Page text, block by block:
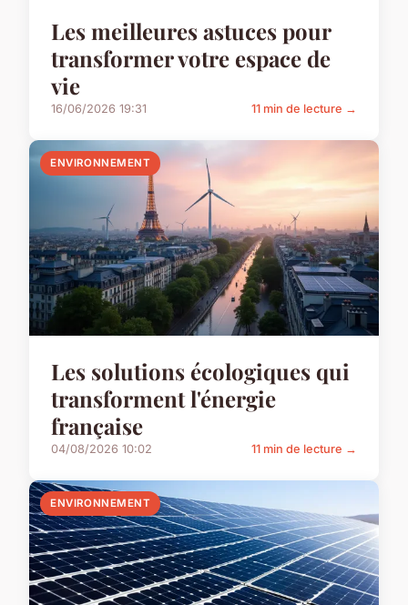
Les meilleures astuces pour
transformer votre espace de
vie
16/06/2026 19:31 11 min de lecture →
ENVIRONNEMENT
Les solutions écologiques qui
transforment l'énergie
française
04/08/2026 10:02 11 min de lecture →
ENVIRONNEMENT